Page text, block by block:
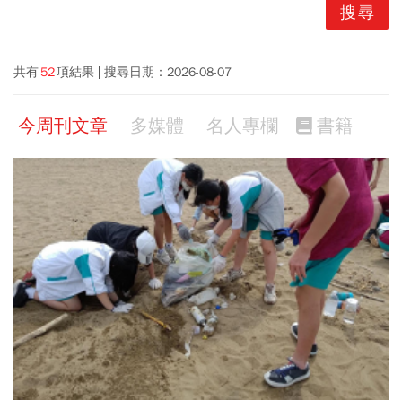
共有52項結果 搜尋日期： 2026-08-07
今周刊文章 多媒體 名人專欄 書籍